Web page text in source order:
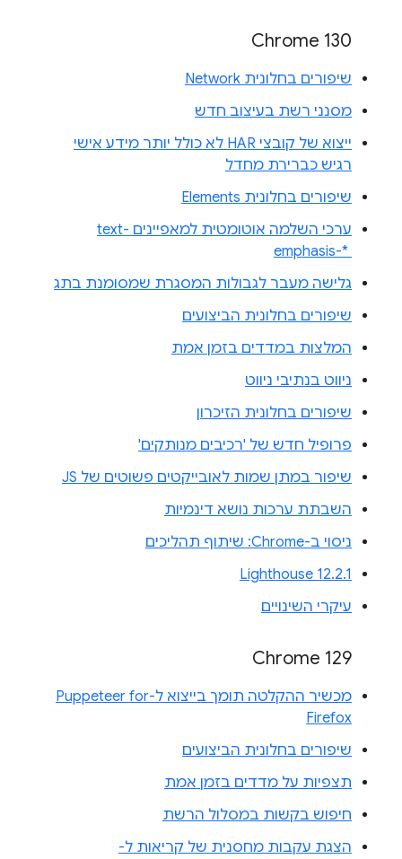
Chrome 130
שיפורים בחלונית Network
מסנני רשת בעיצוב חדש
ייצוא של קובצי HAR לא כולל יותר מידע אישי
רגיש כברירת מחדל
שיפורים בחלונית Elements
ערכי השלמה אוטומטית למאפיינים text-
emphasis-* ‎
גלישה מעבר לגבולות המסגרת שמסומנת בתג
שיפורים בחלונית הביצועים
המלצות במדדים בזמן אמת
ניווט בנתיבי ניווט
שיפורים בחלונית הזיכרון
פרופיל חדש של 'רכיבים מנותקים'
שיפור במתן שמות לאובייקטים פשוטים של JS
השבתת ערכות נושא דינמיות
ניסוי ב-Chrome: שיתוף תהליכים
Lighthouse 12.2.1
עיקרי השינויים
Chrome 129
מכשיר ההקלטה תומך בייצוא ל-Puppeteer for
Firefox
שיפורים בחלונית הביצועים
תצפיות על מדדים בזמן אמת
חיפוש בקשות במסלול הרשת
הצגת עקבות מחסנית של קריאות ל-